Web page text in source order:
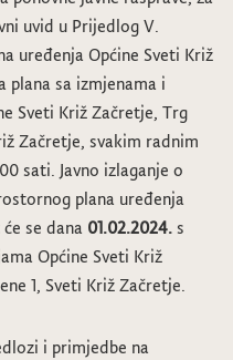
uvid u Prijedlog V.
uređenja Općine Sveti Križ
sa izmjenama i
Sveti Križ Začretje, Trg
Začretje, svakim radnim
sati. Javno izlaganje o
plana uređenja
se dana 01.02.2024.s
Općine Sveti Križ
1, Sveti Križ Začretje.
i primjedbe na